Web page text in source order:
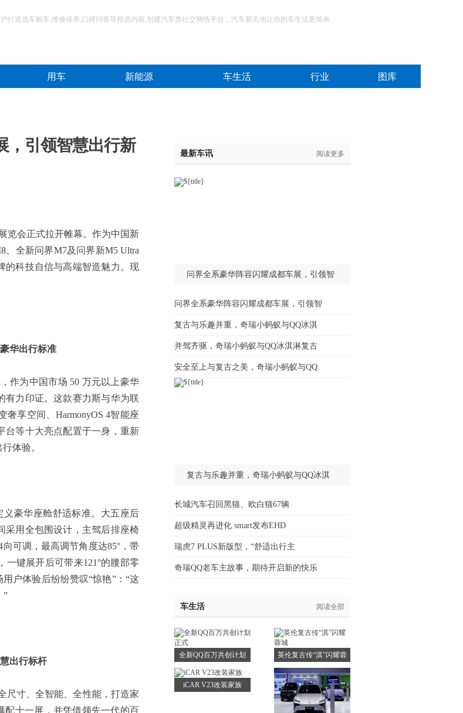
打造选车购车,维修保养,口碑问答等精选内容,创建汽车类社交网络平台，汽车新天地让你的车生活更简单.
用车 新能源 车生活 行业 图库
，引领智慧出行新
会正式拉开帷幕。作为中国新
、全新问界M7及问界新M5 Ultra
的科技自信与高端智造魅力。现
华出行标准
为中国市场 50 万元以上豪华
有力印证。这款赛力斯与华为联
享空间、HarmonyOS 4智能座
台等十大亮点配置于一身，重新
体验。
豪华座舱舒适标准。大五座后
采用全包围设计，主驾后排座椅
可调，最高调节角度达85°，带
键展开后可带来121°的腰部零
户体验后纷纷赞叹“惊艳”：“这
”
出行标杆
寸、全智能、全性能，打造家
配十一屏，并凭借领先一代的百
最新车讯 阅读更多
问界全系豪华阵容闪耀成都车展，引领智
问界全系豪华阵容闪耀成都车展，引领智
复古与乐趣并重，奇瑞小蚂蚁与QQ冰淇
并驾齐驱，奇瑞小蚂蚁与QQ冰淇淋复古
安全至上与复古之美，奇瑞小蚂蚁与QQ
复古与乐趣并重，奇瑞小蚂蚁与QQ冰淇
长城汽车召回黑猫、欧白猫67辆
超级精灵再进化 smart发布EHD
瑞虎7 PLUS新版型，“舒适出行主
奇瑞QQ老车主故事，期待开启新的快乐
车生活 阅读全部
全新QQ百万共创计划
正式
英伦复古传“淇”闪耀蓉
城
iCAR V23改装家族